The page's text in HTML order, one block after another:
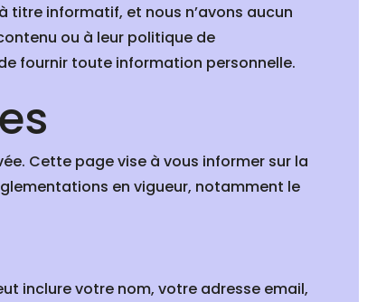
titre informatif, et nous n’avons aucun
ou à leur politique de
fournir toute information personnelle.
Cette page vise à vous informer sur la
en vigueur, notamment le
inclure votre nom, votre adresse email,